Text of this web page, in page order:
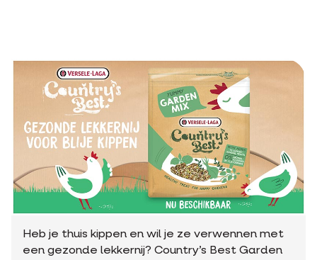
Heb je thuis kippen en wil je ze verwennen met
een gezonde lekkernij? Country’s Best Garden